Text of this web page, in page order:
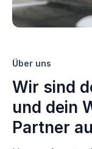
Über uns
Wir sind
und dein
Partner